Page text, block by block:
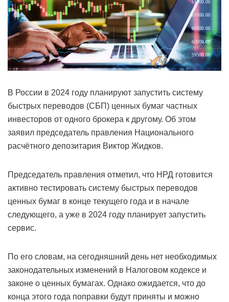
В России в 2024 году планируют запустить систему
быстрых переводов (СБП) ценных бумаг частных
инвесторов от одного брокера к другому. Об этом
заявил председатель правления Национального
расчётного депозитария Виктор Жидков.
Председатель правления отметил, что НРД готовится
активно тестировать систему быстрых переводов
ценных бумаг в конце текущего года и в начале
следующего, а уже в 2024 году планирует запустить
сервис.
По его словам, на сегодняшний день нет необходимых
законодательных изменений в Налоговом кодексе и
законе о ценных бумагах. Однако ожидается, что до
конца этого года поправки будут приняты и можно